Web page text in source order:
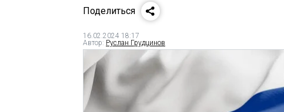
Поделиться
16.02.2024 18:17
Автор: Руслан Грудцинов